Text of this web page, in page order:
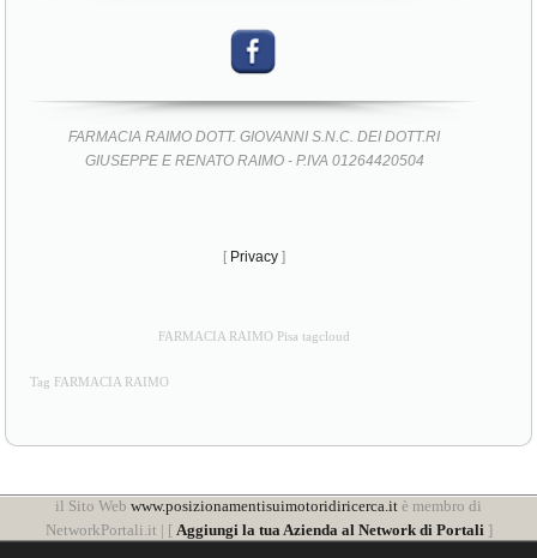
FARMACIA RAIMO DOTT. GIOVANNI S.N.C. DEI DOTT.RI
GIUSEPPE E RENATO RAIMO - P.IVA 01264420504
[ Privacy ]
FARMACIA RAIMO Pisa tagcloud
Tag FARMACIA RAIMO
il Sito Web www.posizionamentisuimotoridiricerca.it è membro di
NetworkPortali.it | [ Aggiungi la tua Azienda al Network di Portali]